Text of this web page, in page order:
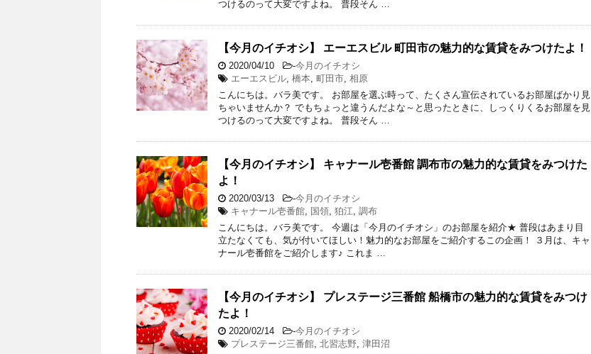
つけるのって大変ですよね。 普段そん …
【今月のイチオシ】 エーエスビル 町田市の魅力的な賃貸をみつけたよ！
2020/04/10 -今月のイチオシ
エーエスビル, 橋本, 町田市, 相原
こんにちは。バラ美です。 お部屋を選ぶ時って、たくさん宣伝されているお部屋ばかり見
ちゃいませんか？ でもちょっと違うんだよな～と思ったときに、しっくりくるお部屋を見
つけるのって大変ですよね。 普段そん …
【今月のイチオシ】 キャナール壱番館 調布市の魅力的な賃貸をみつけた
よ！
2020/03/13 -今月のイチオシ
キャナール壱番館, 国領, 狛江, 調布
こんにちは。バラ美です。 今週は「今月のイチオシ」のお部屋を紹介★ 普段はあまり目
立たなくても、気が付いてほしい！魅力的なお部屋をご紹介するこの企画！ ３月は、キャ
ナール壱番館をご紹介します♪ これま …
【今月のイチオシ】 プレステージ三番館 船橋市の魅力的な賃貸をみつけ
たよ！
2020/02/14 -今月のイチオシ
プレステージ三番館, 北習志野, 津田沼